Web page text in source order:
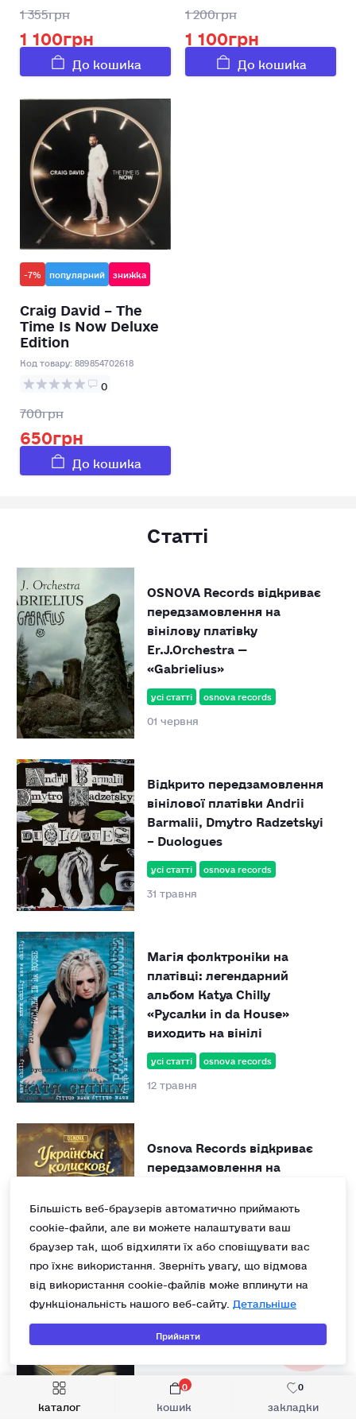
каталог закладки
0
кошик
0
1 355грн
1 100грн
До кошика
1 200грн
1 100грн
До кошика
-7% популярний знижка
Craig David – The
Time Is Now Deluxe
Edition
Код товару:889854702618
0
700грн
650грн
До кошика
Статті
усі статті osnova records
01 червня
OSNOVA Records відкриває
передзамовлення на
вінілову платівку
Er.J.Orchestra —
«Gabrielius»
усі статті osnova records
31 травня
Відкрито передзамовлення
вінілової платівки Andrii
Barmalii, Dmytro Radzetskyi
– Duologues
усі статті osnova records
12 травня
Магія фолктроніки на
платівці: легендарний
альбом Katya Chilly
«Русалки in da House»
виходить на вінілі
усі статті osnova records
28 лютого
Osnova Records відкриває
передзамовлення на
Українськи Колискові
загальне про вініл
12 серпня 2025
грам вініл і чому він
Більшість веб-браузерів автоматично приймають
cookie-файли, але ви можете налаштувати ваш
браузер так, щоб відхиляти їх або сповіщувати вас
про їхнє використання. Зверніть увагу, що відмова
від використання cookie-файлів може вплинути на
функціональність нашого веб-сайту. Детальніше
Прийняти